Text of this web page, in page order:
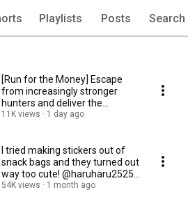
Playlists Posts Search
[Run for the Money] Escape
from increasingly stronger
hunters and deliver the
YouTuber's lost ite...
11K views 1 day ago
I tried making stickers out of
snack bags and they turned out
way too cute! @haruharu2525
#Nijius...
54K views 1 month ago